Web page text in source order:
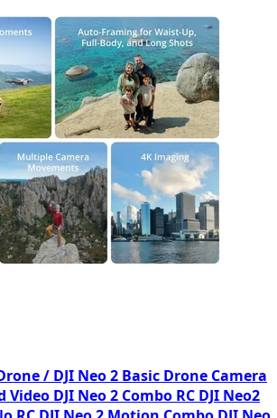
/ DJI Neo 2 Basic Drone Camera
DJI Neo 2 Combo RC DJI Neo2